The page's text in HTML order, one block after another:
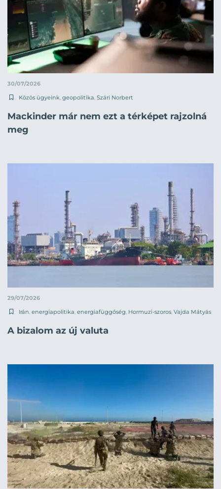
30/07/2026
Közös ügyeink, geopolitika, Szári Norbert
Mackinder már nem ezt a térképet rajzolná
meg
29/07/2026
Irán, energiapolitika, energiafüggőség, Hormuzi-szoros, Vajda Mátyás
A bizalom az új valuta